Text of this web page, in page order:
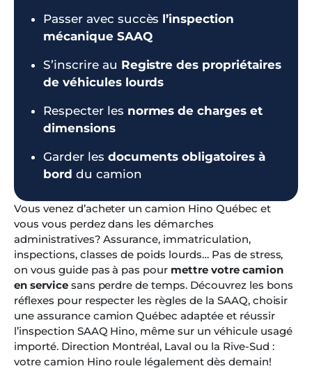
Passer avec succès l’inspection
mécanique SAAQ
S’inscrire au Registre des propriétaires
de véhicules lourds
Respecter les normes de charges et
dimensions
Garder les documents obligatoires à
bord du camion
Vous venez d’acheter un camion Hino Québec et
vous vous perdez dans les démarches
administratives? Assurance, immatriculation,
inspections, classes de poids lourds… Pas de stress,
on vous guide pas à pas pour mettre votre camion
en servicesans perdre de temps. Découvrez les bons
réflexes pour respecter les règles de la SAAQ, choisir
une assurance camion Québec adaptée et réussir
l’inspection SAAQ Hino, même sur un véhicule usagé
importé. Direction Montréal, Laval ou la Rive-Sud :
votre camion Hino roule légalement dès demain!